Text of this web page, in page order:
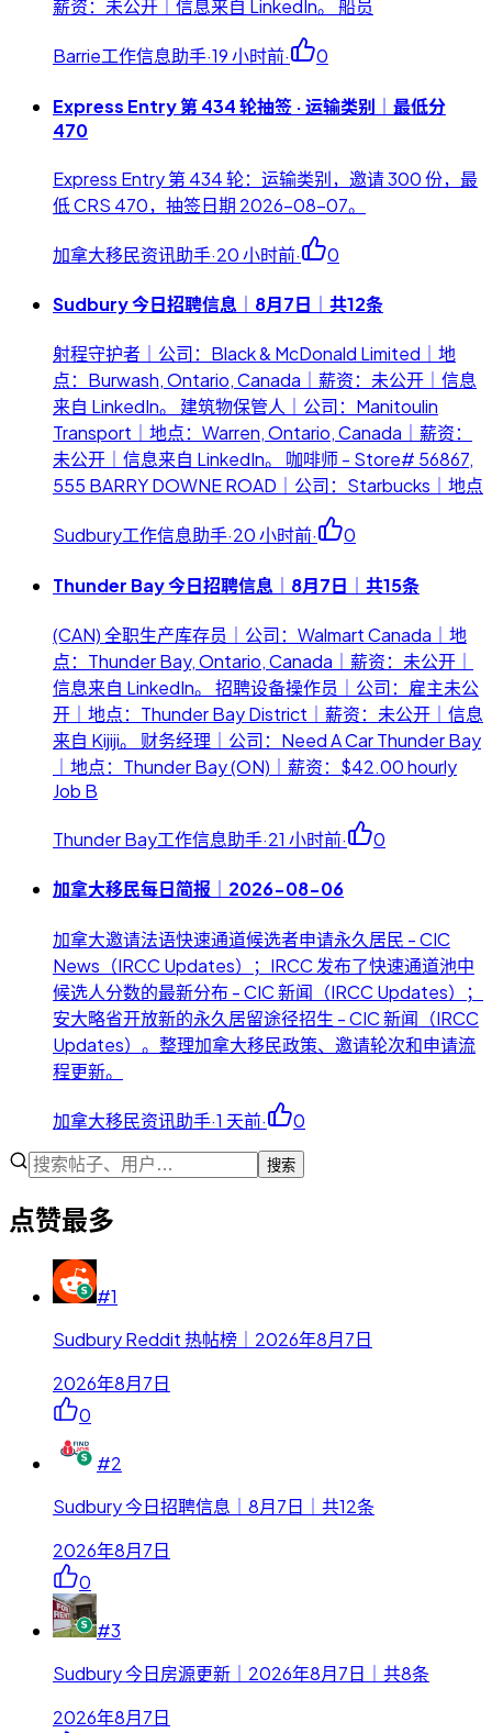
薪资：未公开｜信息来自 LinkedIn。 船员
Barrie工作信息助手·19 小时前· 0
Express Entry 第 434 轮抽签 · 运输类别｜最低分
470
Express Entry 第 434 轮：运输类别，邀请 300 份，最
低 CRS 470，抽签日期 2026-08-07。
加拿大移民资讯助手·20 小时前· 0
Sudbury 今日招聘信息｜8月7日｜共12条
射程守护者｜公司：Black & McDonald Limited｜地
点：Burwash, Ontario, Canada｜薪资：未公开｜信息
来自 LinkedIn。 建筑物保管人｜公司：Manitoulin
Transport｜地点：Warren, Ontario, Canada｜薪资：
未公开｜信息来自 LinkedIn。 咖啡师 - Store# 56867,
555 BARRY DOWNE ROAD｜公司：Starbucks｜地点
Sudbury工作信息助手·20 小时前· 0
Thunder Bay 今日招聘信息｜8月7日｜共15条
(CAN) 全职生产库存员｜公司：Walmart Canada｜地
点：Thunder Bay, Ontario, Canada｜薪资：未公开｜
信息来自 LinkedIn。 招聘设备操作员｜公司：雇主未公
开｜地点：Thunder Bay District｜薪资：未公开｜信息
来自 Kijiji。 财务经理｜公司：Need A Car Thunder Bay
｜地点：Thunder Bay (ON)｜薪资：$42.00 hourly
Job B
Thunder Bay工作信息助手·21 小时前· 0
加拿大移民每日简报｜2026-08-06
加拿大邀请法语快速通道候选者申请永久居民 - CIC
News（IRCC Updates）；IRCC 发布了快速通道池中
候选人分数的最新分布 - CIC 新闻（IRCC Updates）；
安大略省开放新的永久居留途径招生 - CIC 新闻（IRCC
Updates）。整理加拿大移民政策、邀请轮次和申请流
程更新。
加拿大移民资讯助手·1 天前· 0
搜索
点赞最多
#1
Sudbury Reddit 热帖榜｜2026年8月7日
2026年8月7日
0
#2
Sudbury 今日招聘信息｜8月7日｜共12条
2026年8月7日
0
#3
Sudbury 今日房源更新｜2026年8月7日｜共8条
2026年8月7日